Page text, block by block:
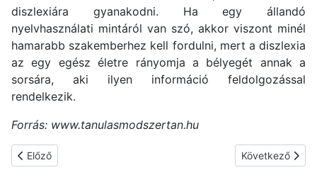
diszlexiára gyanakodni. Ha egy állandó
nyelvhasználati mintáról van szó, akkor viszont minél
hamarabb szakemberhez kell fordulni, mert a diszlexia
az egy egész életre rányomja a bélyegét annak a
sorsára, aki ilyen információ feldolgozással
rendelkezik.
Forrás: www.tanulasmodszertan.hu
Előző cikk: Diszlexia
Előző Következő
Következő